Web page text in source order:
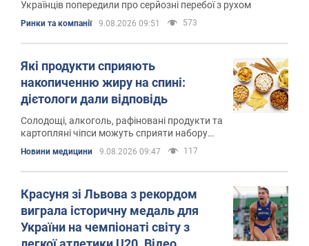
Українців попередили про серйозні перебої з рухом
Ринки та компанії 9.08.2026 09:51 573
Які продукти сприяють
накопиченню жиру на спині:
дієтологи дали відповідь
Солодощі, алкоголь, рафіновані продукти та
картопляні чіпси можуть сприяти набору
Новини медицини 9.08.2026 09:47 117
Красуня зі Львова з рекордом
виграла історичну медаль для
України на чемпіонаті світу з